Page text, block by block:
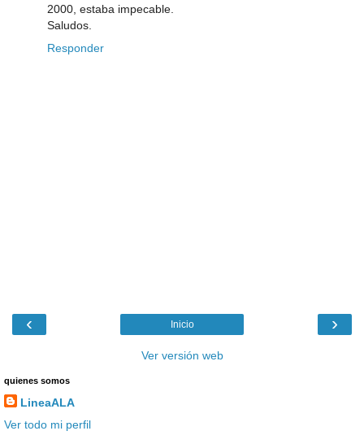
2000, estaba impecable.
Saludos.
Responder
‹ ›
Inicio
Ver versión web
quienes somos
LineaALA
Ver todo mi perfil